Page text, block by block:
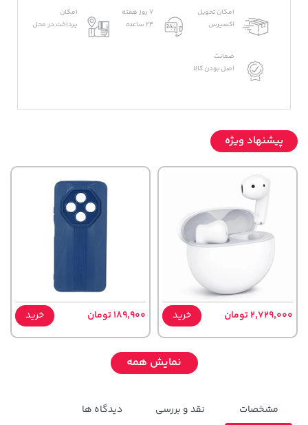
امکان تحویل
اکسپرس
7 روز هفته
24 ساعته
امکان
پرداخت در محل
ضمانت
اصل بودن کالا
پیشنهاد ویژه
2,729,000 تومان خرید 189,900 تومان خرید
نمایش همه
مشخصات نقد و بررسی دیدگاه ها